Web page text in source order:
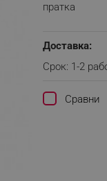
пратка
Доставка:
Срок: 1-2
Сравни